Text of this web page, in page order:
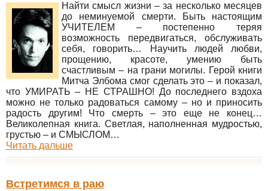
Найти смысл жизни – за несколько месяцев
до неминуемой смерти. Быть настоящим
УЧИТЕЛЕМ – постепенно теряя
возможность передвигаться, обслуживать
себя, говорить… Научить людей любви,
прощению, красоте, умению быть
счастливым – на грани могилы. Герой книги
Митча Элбома смог сделать это – и показал,
что УМИРАТЬ – НЕ СТРАШНО! До последнего вздоха
можно не только радоваться самому – но и приносить
радость другим! Что смерть – это еще не конец…
Великолепная книга. Светлая, наполненная мудростью,
грустью – и СМЫСЛОМ…
Читать дальше
Встретимся в раю